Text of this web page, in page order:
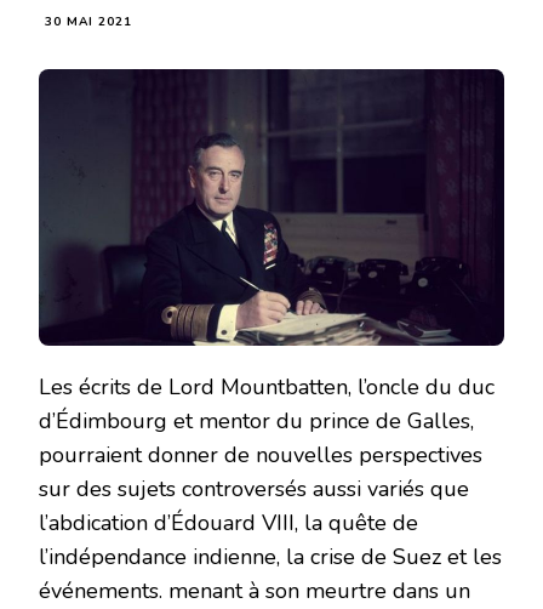
30 MAI 2021
Les écrits de Lord Mountbatten, l’oncle du duc
d’Édimbourg et mentor du prince de Galles,
pourraient donner de nouvelles perspectives
sur des sujets controversés aussi variés que
l’abdication d’Édouard VIII, la quête de
l’indépendance indienne, la crise de Suez et les
événements. menant à son meurtre dans un